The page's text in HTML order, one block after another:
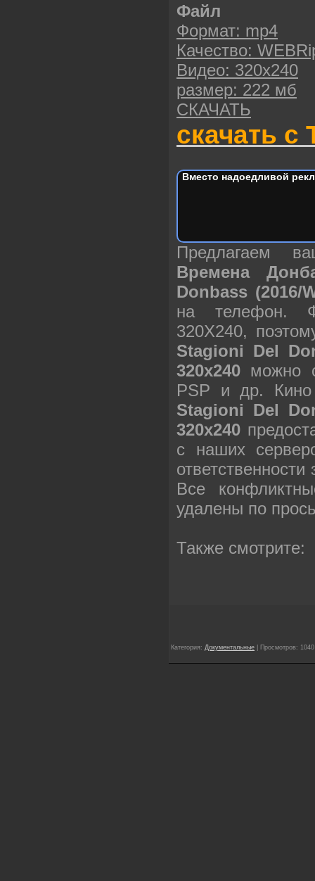
Файл
Формат: mp4
Качество:
Видео: 320х240
размер: 222 мб
СКАЧАТЬ
скачать с
Вместо надоедливой
Предлагаем
Времена
Donbass (2016/
на телефон.
320X240,
Stagioni Del
320х240 можно
PSP и др.
Stagioni Del
320х240
с наших
Все
удалены по
Также смотрите:
Категория: Документальные | Просмотров: